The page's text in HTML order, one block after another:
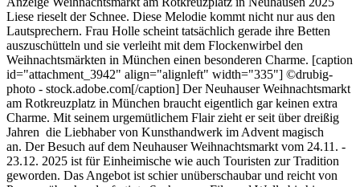
Liese rieselt der Schnee. Diese Melodie kommt nicht nur aus den
Lautsprechern. Frau Holle scheint tatsächlich gerade ihre Betten
auszuschütteln und sie verleiht mit dem Flockenwirbel den
Weihnachtsmärkten in München einen besonderen Charme. [caption
id="attachment_3942" align="alignleft" width="335"] ©drubig-
photo - stock.adobe.com[/caption] Der Neuhauser Weihnachtsmarkt
am Rotkreuzplatz in München braucht eigentlich gar keinen extra
Charme. Mit seinem urgemütlichem Flair zieht er seit über dreißig
Jahren die Liebhaber von Kunsthandwerk im Advent magisch
an. Der Besuch auf dem Neuhauser Weihnachtsmarkt vom 24.11. -
23.12. 2025 ist für Einheimische wie auch Touristen zur Tradition
geworden. Das Angebot ist schier unüberschaubar und reicht von